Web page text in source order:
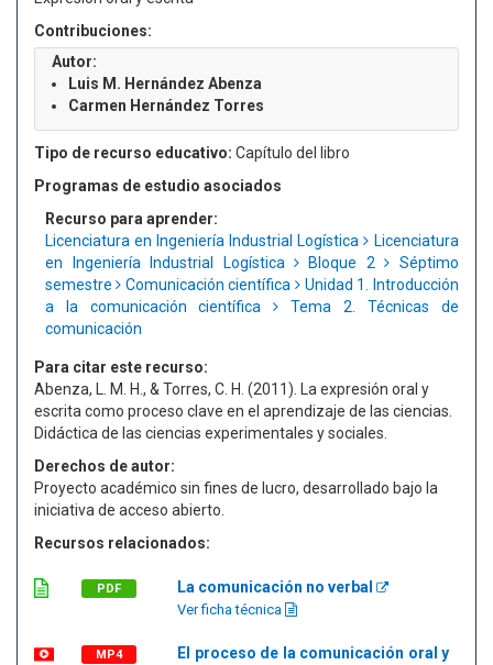
Contribuciones:
Autor:
Luis M. Hernández Abenza
Carmen Hernández Torres
Tipo de recurso educativo: Capítulo del libro
Programas de estudio asociados
Recurso para aprender:
Licenciatura en Ingeniería Industrial Logística
Licenciatura
en Ingeniería Industrial Logística
Bloque 2
Séptimo
semestre
Comunicación científica
Unidad 1. Introducción
a la comunicación científica
Tema 2. Técnicas de
comunicación
Para citar este recurso:
Abenza, L. M. H., & Torres, C. H. (2011). La expresión oral y
escrita como proceso clave en el aprendizaje de las ciencias.
Didáctica de las ciencias experimentales y sociales.
Derechos de autor:
Proyecto académico sin fines de lucro, desarrollado bajo la
iniciativa de acceso abierto.
Recursos relacionados:
PDF La comunicación no verbal
Ver ficha técnica
MP4 El proceso de la comunicación oral y